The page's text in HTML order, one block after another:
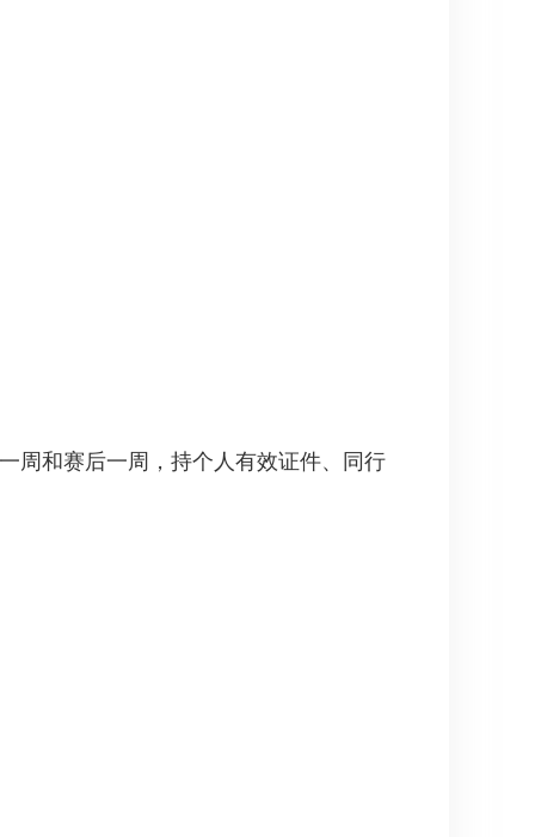
周和赛后一周，持个人有效证件、同行